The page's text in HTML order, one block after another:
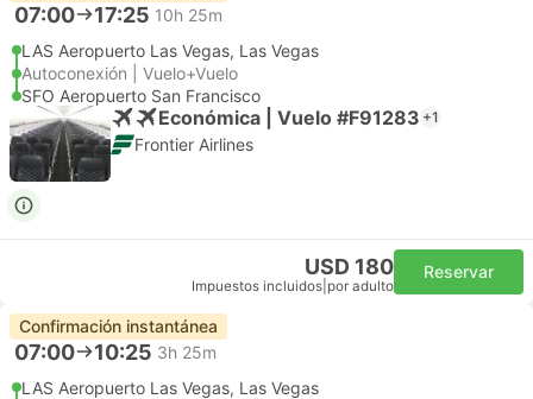
07:00 17:25 10h 25m
LAS Aeropuerto Las Vegas, Las Vegas
Autoconexión | Vuelo+Vuelo
SFO Aeropuerto San Francisco
Económica | Vuelo #F91283 +1
Frontier Airlines
USD 180
Impuestos incluidos por adulto
Reservar
Confirmación instantánea
07:00 10:25 3h 25m
LAS Aeropuerto Las Vegas, Las Vegas